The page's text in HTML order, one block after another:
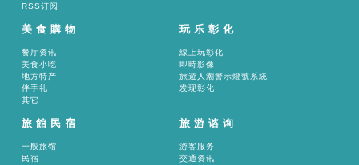
RSS订阅
美食購物
餐厅资讯
美食小吃
地方特产
伴手礼
其它
玩乐彰化
線上玩彰化
即時影像
旅遊人潮警示燈號系統
发现彰化
旅館民宿
一般旅馆
民宿
旅游谘询
游客服务
交通资讯